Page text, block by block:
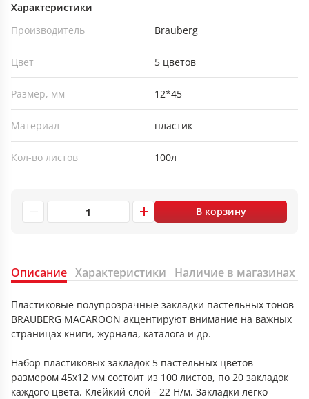
Характеристики
Производитель
Brauberg
Цвет 5 цветов
Размер, мм 12*45
Материал пластик
Кол-во листов 100л
В корзину
Описание Характеристики Наличие в магазинах
Пластиковые полупрозрачные закладки пастельных тонов
BRAUBERG MACAROON акцентируют внимание на важных
страницах книги, журнала, каталога и др.
Набор пластиковых закладок 5 пастельных цветов
размером 45х12 мм состоит из 100 листов, по 20 закладок
каждого цвета. Клейкий слой - 22 Н/м. Закладки легко